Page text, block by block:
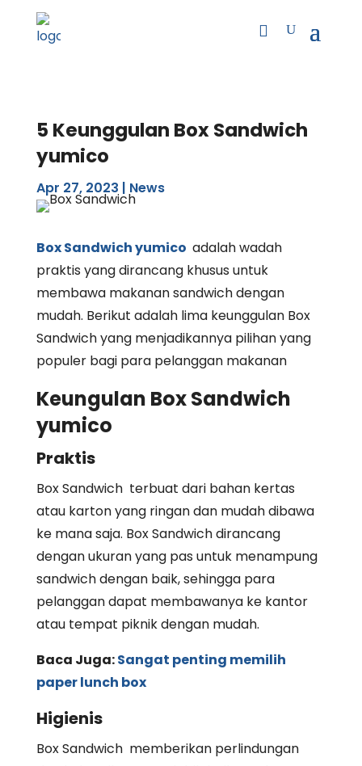
5 Keunggulan Box Sandwich
yumico
Apr 27, 2023 | News
Box Sandwich yumico adalah wadah
praktis yang dirancang khusus untuk
membawa makanan sandwich dengan
mudah. Berikut adalah lima keunggulan Box
Sandwich yang menjadikannya pilihan yang
populer bagi para pelanggan makanan
Keungulan Box Sandwich
yumico
Praktis
Box Sandwich terbuat dari bahan kertas
atau karton yang ringan dan mudah dibawa
ke mana saja. Box Sandwich dirancang
dengan ukuran yang pas untuk menampung
sandwich dengan baik, sehingga para
pelanggan dapat membawanya ke kantor
atau tempat piknik dengan mudah.
Baca Juga:Sangat penting memilih
paper lunch box
Higienis
Box Sandwich memberikan perlindungan